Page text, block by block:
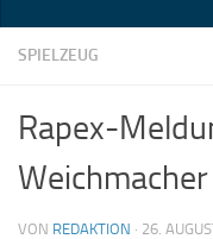
SPIELZEUG
Rapex-
VON REDAKTION · 26.